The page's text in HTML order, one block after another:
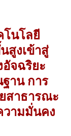
นโลยี
สูงเข้าสู่
จฉริยะ
าน การ
สาธารณะ
วามมั่นคง